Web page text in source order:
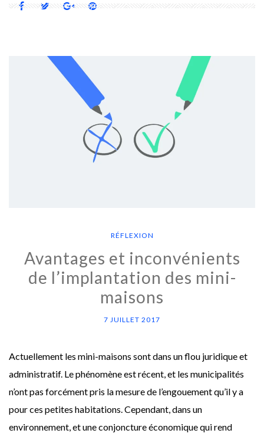
RÉFLEXION
Avantages et inconvénients
de l’implantation des mini-
maisons
7 JUILLET 2017
Actuellement les mini-maisons sont dans un flou juridique et
administratif. Le phénomène est récent, et les municipalités
n’ont pas forcément pris la mesure de l’engouement qu’il y a
pour ces petites habitations. Cependant, dans un
environnement, et une conjoncture économique qui rend